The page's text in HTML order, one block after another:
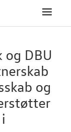
NYE
NYE VAREBILER
Toggle
og DBU
og